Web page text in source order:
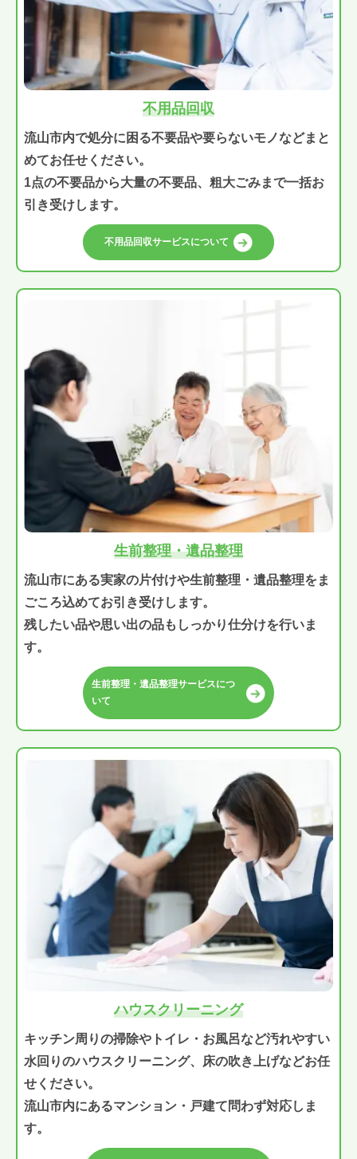
不用品回収
流山市内で処分に困る不要品や要らないモノなどまと
めてお任せください。
1点の不要品から大量の不要品、粗大ごみまで一括お
引き受けします。
不用品回収サービスについて
生前整理・遺品整理
流山市にある実家の片付けや生前整理・遺品整理をま
ごころ込めてお引き受けします。
残したい品や思い出の品もしっかり仕分けを行いま
す。
生前整理・遺品整理サービスにつ
いて
ハウスクリーニング
キッチン周りの掃除やトイレ・お風呂など汚れやすい
水回りのハウスクリーニング、床の吹き上げなどお任
せください。
流山市内にあるマンション・戸建て問わず対応しま
す。